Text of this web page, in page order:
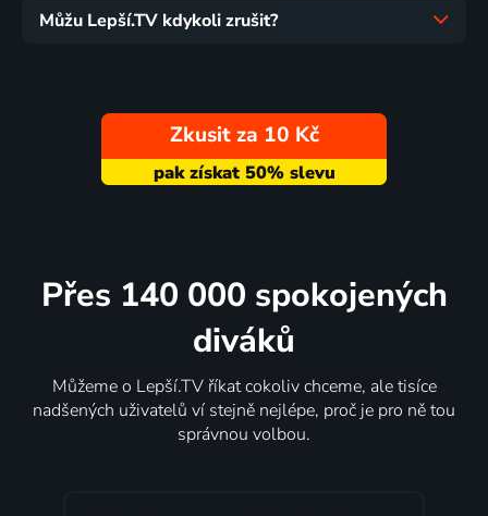
Můžu Lepší.TV kdykoli zrušit?
Zkusit za 10 Kč
Přes 140 000 spokojených
diváků
Můžeme o Lepší.TV říkat cokoliv chceme, ale tisíce
nadšených uživatelů ví stejně nejlépe, proč je pro ně tou
správnou volbou.